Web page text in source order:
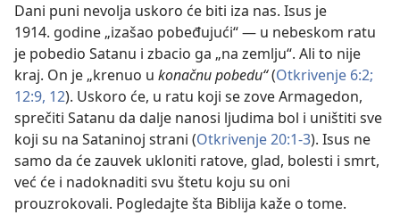
Dani puni nevolja uskoro će biti iza nas. Isus je
1914. godine „izašao pobeđujući“ — u nebeskom ratu
je pobedio Satanu i zbacio ga „na zemlju“. Ali to nije
kraj. On je „krenuo u konačnu pobedu“(Otkrivenje 6:2;
12:9, 12). Uskoro će, u ratu koji se zove Armagedon,
sprečiti Satanu da dalje nanosi ljudima bol i uništiti sve
koji su na Sataninoj strani (Otkrivenje 20:1-3). Isus ne
samo da će zauvek ukloniti ratove, glad, bolesti i smrt,
već će i nadoknaditi svu štetu koju su oni
prouzrokovali. Pogledajte šta Biblija kaže o tome.